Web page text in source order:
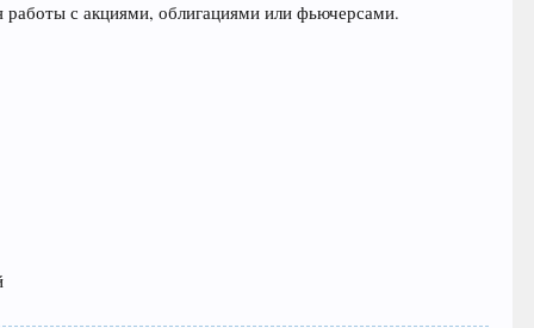
с акциями, облигациями или фьючерсами.